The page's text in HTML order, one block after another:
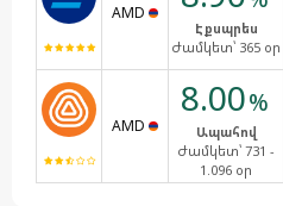
AMD
Էքսպրես
Ժամկետ՝ 365 օր
AMD
8.00%
Ապահով
Ժամկետ՝ 731 -
1.096 օր